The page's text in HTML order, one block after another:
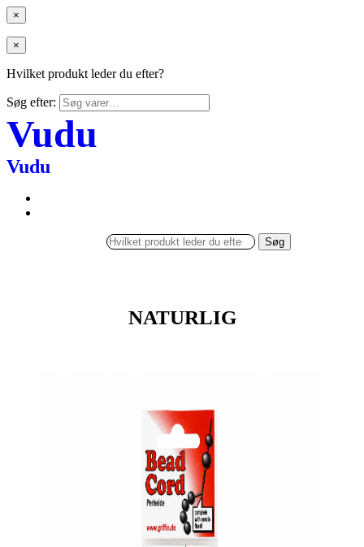
×
×
Hvilket produkt leder du efter?
Søg efter:
Vudu
Vudu
Søg
NATURLIG